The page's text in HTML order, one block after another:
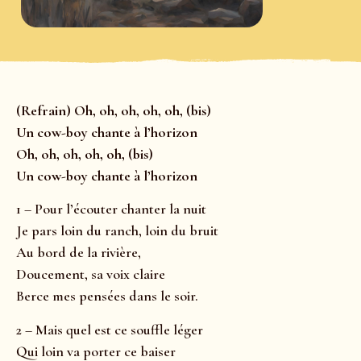
(Refrain) Oh, oh, oh, oh, oh, (bis)
Un cow-boy chante à l’horizon
Oh, oh, oh, oh, oh, (bis)
Un cow-boy chante à l’horizon
1 – Pour l’écouter chanter la nuit
Je pars loin du ranch, loin du bruit
Au bord de la rivière,
Doucement, sa voix claire
Berce mes pensées dans le soir.
2 – Mais quel est ce souffle léger
Qui loin va porter ce baiser